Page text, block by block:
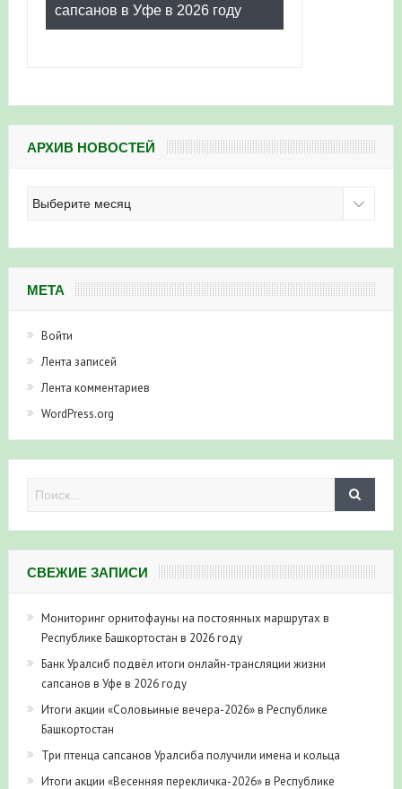
сапсанов в Уфе в 2026 году
АРХИВ НОВОСТЕЙ
Архив
новостей
МЕТА
Войти
Лента записей
Лента комментариев
WordPress.org
СВЕЖИЕ ЗАПИСИ
Мониторинг орнитофауны на постоянных маршрутах в
Республике Башкортостан в 2026 году
Банк Уралсиб подвёл итоги онлайн-трансляции жизни
сапсанов в Уфе в 2026 году
Итоги акции «Соловьиные вечера-2026» в Республике
Башкортостан
Три птенца сапсанов Уралсиба получили имена и кольца
Итоги акции «Весенняя перекличка-2026» в Республике